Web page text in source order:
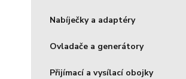
Nabíječky a adaptéry
Ovladače a generátory
Přijímací a vysílací obojky